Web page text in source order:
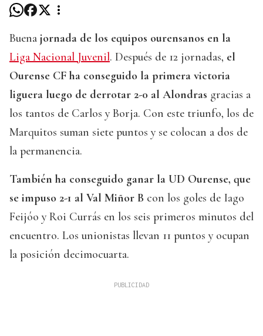
Buena jornada de los equipos ourensanos en la
Liga Nacional Juvenil. Después de 12 jornadas, el
Ourense CF ha conseguido la primera victoria
liguera luego de derrotar 2-0 al Alondras gracias a
los tantos de Carlos y Borja. Con este triunfo, los de
Marquitos suman siete puntos y se colocan a dos de
la permanencia.
También ha conseguido ganar la UD Ourense, que
se impuso 2-1 al Val Miñor B con los goles de Iago
Feijóo y Roi Currás en los seis primeros minutos del
encuentro. Los unionistas llevan 11 puntos y ocupan
la posición decimocuarta.